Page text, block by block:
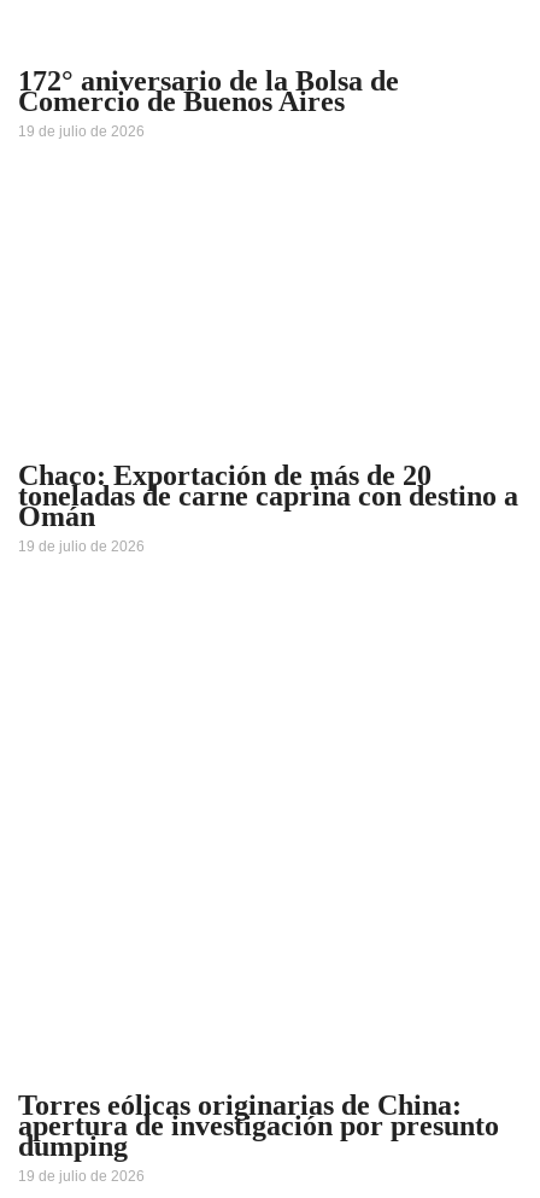
172° aniversario de la Bolsa de
Comercio de Buenos Aires
19 de julio de 2026
Chaco: Exportación de más de 20
toneladas de carne caprina con destino a
Omán
19 de julio de 2026
Torres eólicas originarias de China:
apertura de investigación por presunto
dumping
19 de julio de 2026